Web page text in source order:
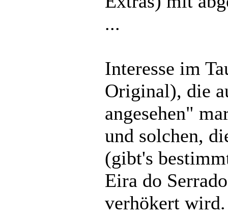
...
Interesse im
Original), die
angesehen"
und solchen,
(gibt's
Eira do
verhökert